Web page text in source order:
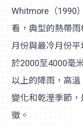
Whitmore（1990
看，典型的熱帶
月份與最冷月份
於2000至4000毫
以上的降雨，高
變化和乾溼季節
徵。